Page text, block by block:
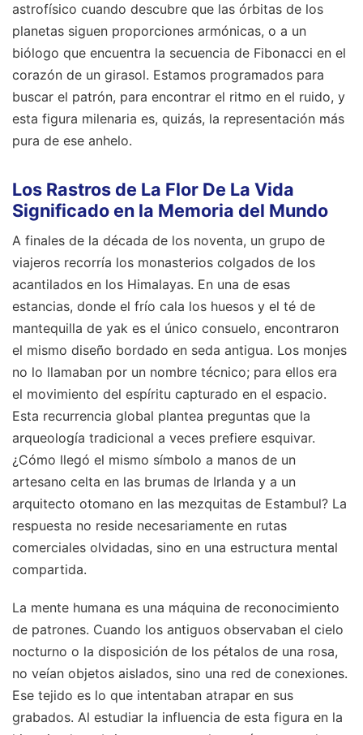
astrofísico cuando descubre que las órbitas de los
planetas siguen proporciones armónicas, o a un
biólogo que encuentra la secuencia de Fibonacci en el
corazón de un girasol. Estamos programados para
buscar el patrón, para encontrar el ritmo en el ruido, y
esta figura milenaria es, quizás, la representación más
pura de ese anhelo.
Los Rastros de La Flor De La Vida
Significado en la Memoria del Mundo
A finales de la década de los noventa, un grupo de
viajeros recorría los monasterios colgados de los
acantilados en los Himalayas. En una de esas
estancias, donde el frío cala los huesos y el té de
mantequilla de yak es el único consuelo, encontraron
el mismo diseño bordado en seda antigua. Los monjes
no lo llamaban por un nombre técnico; para ellos era
el movimiento del espíritu capturado en el espacio.
Esta recurrencia global plantea preguntas que la
arqueología tradicional a veces prefiere esquivar.
¿Cómo llegó el mismo símbolo a manos de un
artesano celta en las brumas de Irlanda y a un
arquitecto otomano en las mezquitas de Estambul? La
respuesta no reside necesariamente en rutas
comerciales olvidadas, sino en una estructura mental
compartida.
La mente humana es una máquina de reconocimiento
de patrones. Cuando los antiguos observaban el cielo
nocturno o la disposición de los pétalos de una rosa,
no veían objetos aislados, sino una red de conexiones.
Ese tejido es lo que intentaban atrapar en sus
grabados. Al estudiar la influencia de esta figura en la